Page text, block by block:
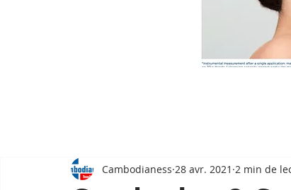
Cambodianess 28 avr. 2021 2 min de